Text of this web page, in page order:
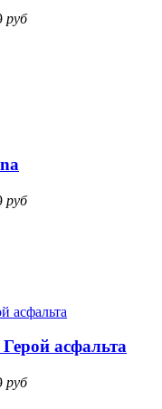
руб
руб
асфальта
руб